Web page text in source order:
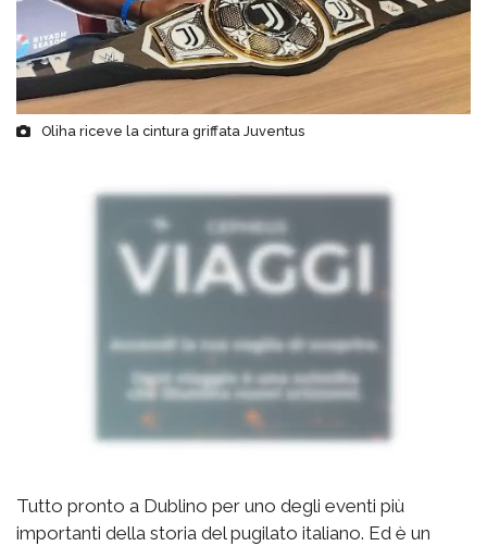
Oliha riceve la cintura griffata Juventus
Tutto pronto a Dublino per uno degli eventi più
importanti della storia del pugilato italiano. Ed è un